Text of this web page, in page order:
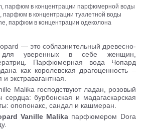
парфюм в концентрации парфюмерной воды
парфюм в концентрации туалетной воды
парфюм в концентрации одеколона
— это соблазнительный древесно-
уверенных в себе женщин,
Парфюмерная вода Чопард
как королевская драгоценность –
экстравагантная.
Malika господствуют ладан, розовый
бурбонская и мадагаскарская
опопонакс, сандал и кашмеран.
Vanille Malika парфюмером Dora